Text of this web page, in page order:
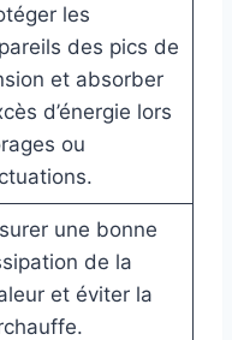
les
des pics de
et absorber
d’énergie lors
ou
une bonne
de la
et éviter la